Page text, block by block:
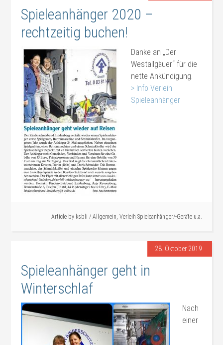
Spieleanhänger 2020 –
rechtzeitig buchen!
Danke an „Der
Westallgäuer“ für die
nette Ankündigung.
> Info Verleih
Spieleanhänger
Article by ksbli / Allgemein, Verleih Spieleanhänger/-Geräte u.a.
28. Oktober 2019
Spieleanhänger geht in
Winterschlaf
Nach
einer